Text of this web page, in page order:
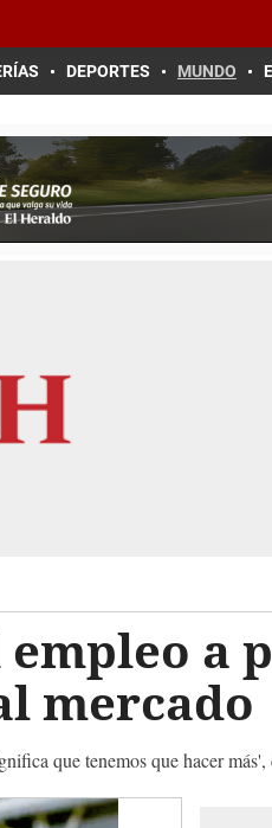
DEPORTES MUNDO
a
mercado
que tenemos que hacer